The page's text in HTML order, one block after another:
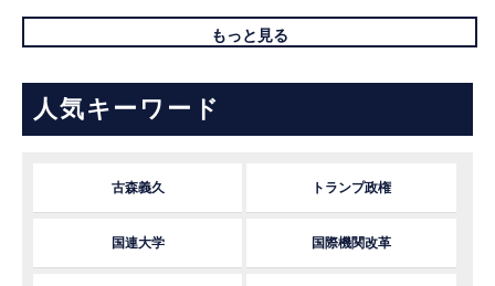
もっと見る
人気キーワード
古森義久 トランプ政権
国連大学 国際機関改革